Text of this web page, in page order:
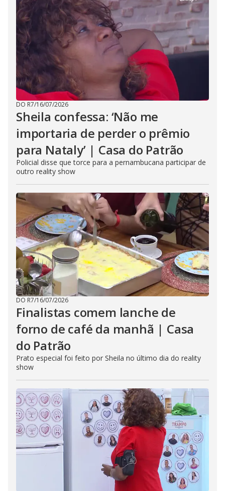
DO R7/16/07/2026
Sheila confessa: ‘Não me
importaria de perder o prêmio
para Nataly’ | Casa do Patrão
Policial disse que torce para a pernambucana participar de
outro reality show
DO R7/16/07/2026
Finalistas comem lanche de
forno de café da manhã | Casa
do Patrão
Prato especial foi feito por Sheila no último dia do reality
show